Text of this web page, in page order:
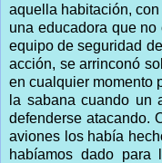
aquella habitación,
una educadora que
equipo de seguridad
acción, se arrinconó
en cualquier momento
la sabana cuando un
defenderse atacando.
aviones los había
habíamos dado para